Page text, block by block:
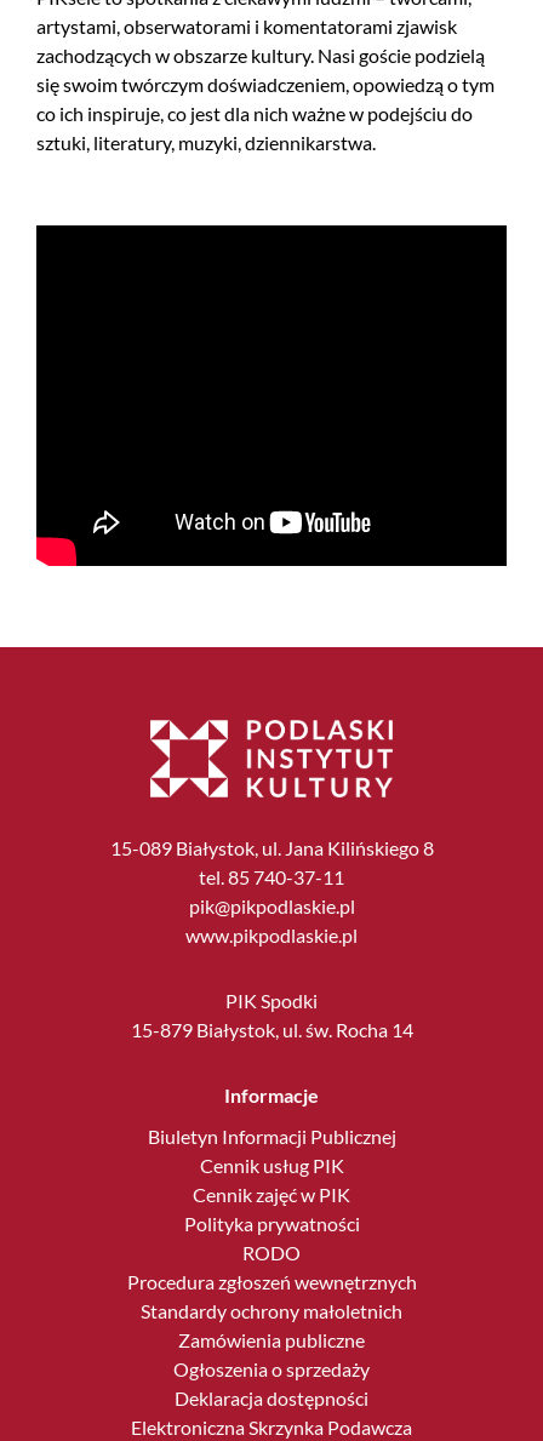
artystami, obserwatorami i komentatorami zjawisk
zachodzących w obszarze kultury. Nasi goście podzielą
się swoim twórczym doświadczeniem, opowiedzą o tym
co ich inspiruje, co jest dla nich ważne w podejściu do
sztuki, literatury, muzyki, dziennikarstwa.
15-089 Białystok, ul. Jana Kilińskiego 8
tel. 85 740-37-11
pik@pikpodlaskie.pl
www.pikpodlaskie.pl
PIK Spodki
15-879 Białystok, ul. św. Rocha 14
Informacje
Biuletyn Informacji Publicznej
Cennik usług PIK
Cennik zajęć w PIK
Polityka prywatności
RODO
Procedura zgłoszeń wewnętrznych
Standardy ochrony małoletnich
Zamówienia publiczne
Ogłoszenia o sprzedaży
Deklaracja dostępności
Elektroniczna Skrzynka Podawcza